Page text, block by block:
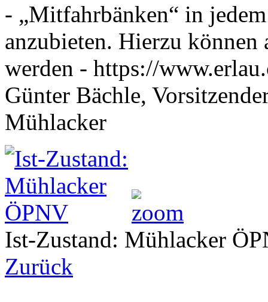
- „Mitfahrbänken“ in
anzubieten. Hierzu können
werden - https://
Günter Bächle,
Mühlacker
Ist-Zustand: Mühlacker
Zurück